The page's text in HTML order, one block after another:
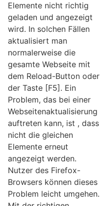
Elemente nicht richtig
geladen und angezeigt
wird. In solchen Fällen
aktualisiert man
normalerweise die
gesamte Webseite mit
dem Reload-Button oder
der Taste [F5]. Ein
Problem, das bei einer
Webseitenaktualisierung
auftreten kann, ist , dass
nicht die gleichen
Elemente erneut
angezeigt werden.
Nutzer des Firefox-
Browsers können dieses
Problem leicht umgehen.